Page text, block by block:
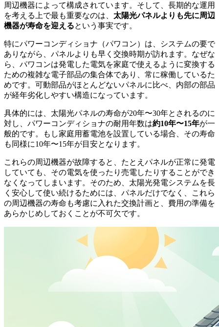
周辺機器によって構成されています。そして、長期的な運用
を考える上で最も重要なのは、 太陽光パネルよりも先に周辺
機器が寿命を迎えるという事実です。
特にパワーコンディショナ（パワコン）は、システムの要で
ありながら、パネルよりも早く交換時期が訪れます。なぜな
ら、パワコンは発電した電気を家庭で使えるように変換する
ための複雑な電子部品の集合体であり、常に稼働しているた
めです。可動部品がほとんどないパネルに比べ、内部の部品
が経年劣化しやすい構造になっています。
具体的には、太陽光パネルの寿命が20年〜30年とされるのに
対し、パワーコンディショナの耐用年数は約10年〜15年が一
般的です。もし家庭用蓄電池を設置している場合、その寿命
も同様に10年〜15年が目安となります。
これらの周辺機器が故障すると、たとえパネルが正常に発電
していても、その電気を使ったり売電したりすることができ
なくなってしまいます。そのため、太陽光発電システムを長
く安心して使い続けるためには、パネルだけでなく、これら
の周辺機器の寿命も考慮に入れた交換計画と、費用の準備を
あらかじめしておくことが不可欠です。